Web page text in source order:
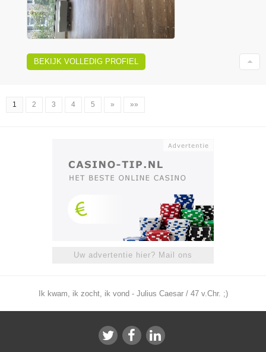
BEKIJK VOLLEDIG PROFIEL
1 2 3 4 5 » »»
Uw advertentie hier? Mail ons
Ik kwam, ik zocht, ik vond - Julius Caesar / 47 v.Chr. ;)